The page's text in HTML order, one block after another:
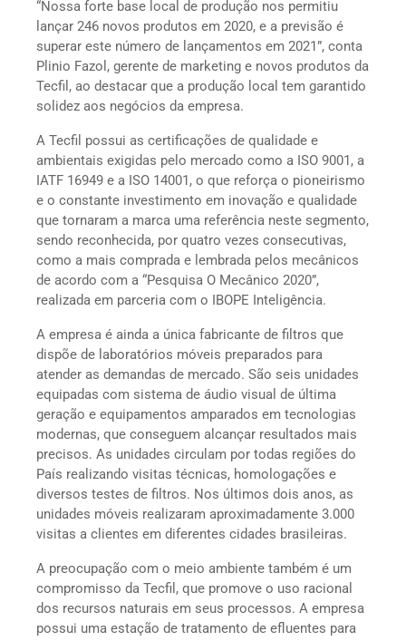
“Nossa forte base local de produção nos permitiu
lançar 246 novos produtos em 2020, e a previsão é
superar este número de lançamentos em 2021”, conta
Plinio Fazol, gerente de marketing e novos produtos da
Tecfil, ao destacar que a produção local tem garantido
solidez aos negócios da empresa.
A Tecfil possui as certificações de qualidade e
ambientais exigidas pelo mercado como a ISO 9001, a
IATF 16949 e a ISO 14001, o que reforça o pioneirismo
e o constante investimento em inovação e qualidade
que tornaram a marca uma referência neste segmento,
sendo reconhecida, por quatro vezes consecutivas,
como a mais comprada e lembrada pelos mecânicos
de acordo com a “Pesquisa O Mecânico 2020”,
realizada em parceria com o IBOPE Inteligência.
A empresa é ainda a única fabricante de filtros que
dispõe de laboratórios móveis preparados para
atender as demandas de mercado. São seis unidades
equipadas com sistema de áudio visual de última
geração e equipamentos amparados em tecnologias
modernas, que conseguem alcançar resultados mais
precisos. As unidades circulam por todas regiões do
País realizando visitas técnicas, homologações e
diversos testes de filtros. Nos últimos dois anos, as
unidades móveis realizaram aproximadamente 3.000
visitas a clientes em diferentes cidades brasileiras.
A preocupação com o meio ambiente também é um
compromisso da Tecfil, que promove o uso racional
dos recursos naturais em seus processos. A empresa
possui uma estação de tratamento de efluentes para